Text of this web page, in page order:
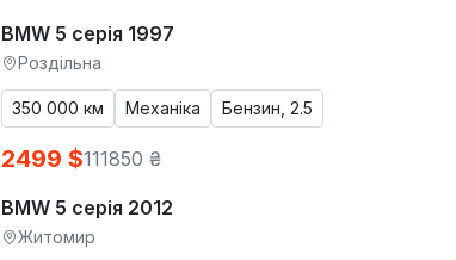
BMW 5 серія 1997
Роздільна
350 000 км Механіка Бензин, 2.5
2499 $111850 ₴
BMW 5 серія 2012
Житомир